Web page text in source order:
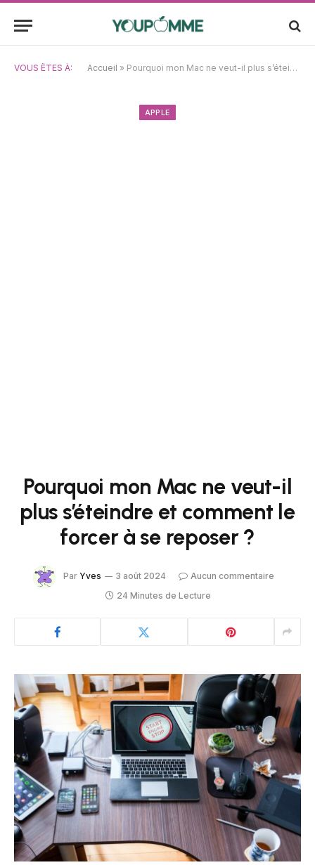
VOUS ÊTES À: Accueil » Pourquoi mon Mac ne veut-il plus s’éteindre et comment le forcer à se reposer ?
APPLE
Pourquoi mon Mac ne veut-il
plus s’éteindre et comment le
forcer à se reposer ?
Par Yves 3 août 2024
Aucun commentaire
24 Minutes de Lecture